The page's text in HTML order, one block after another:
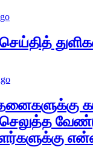
செலுத்த
என்ன